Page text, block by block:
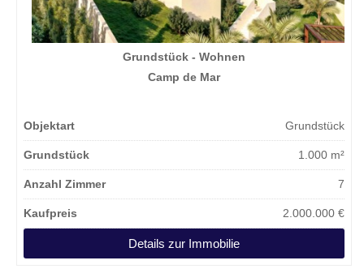
Grundstück - Wohnen
Camp de Mar
Objektart Grundstück
Grundstück 1.000 m²
Anzahl Zimmer 7
Kaufpreis 2.000.000 €
Details zur Immobilie